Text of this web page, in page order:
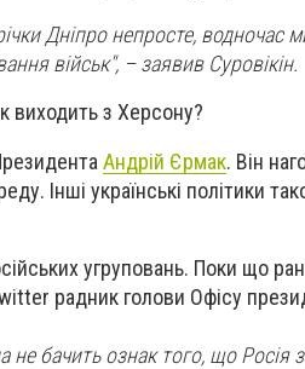
Дніпро непросте,
військ", – заявив Суровікін.
виходить з Херсону?
Андрій Єрмак. Він
Інші українські політики
угруповань. Поки що
радник голови Офісу
не бачить ознак того, що